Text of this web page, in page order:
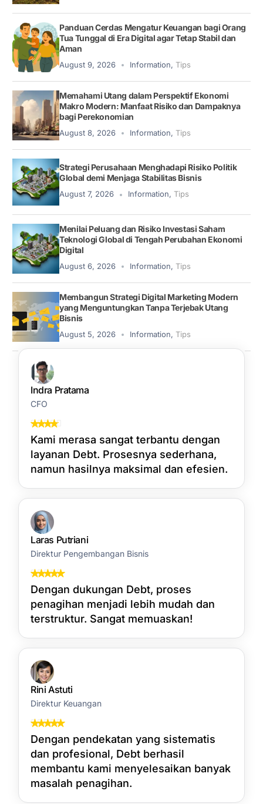
Panduan Cerdas Mengatur Keuangan bagi Orang
Tua Tunggal di Era Digital agar Tetap Stabil dan
Aman
August 9, 2026 Information, Tips
Memahami Utang dalam Perspektif Ekonomi
Makro Modern: Manfaat Risiko dan Dampaknya
bagi Perekonomian
August 8, 2026 Information, Tips
Strategi Perusahaan Menghadapi Risiko Politik
Global demi Menjaga Stabilitas Bisnis
August 7, 2026 Information, Tips
Menilai Peluang dan Risiko Investasi Saham
Teknologi Global di Tengah Perubahan Ekonomi
Digital
August 6, 2026 Information, Tips
Membangun Strategi Digital Marketing Modern
yang Menguntungkan Tanpa Terjebak Utang
Bisnis
August 5, 2026 Information, Tips
Indra Pratama
CFO
Kami merasa sangat terbantu dengan
layanan Debt. Prosesnya sederhana,
namun hasilnya maksimal dan efesien.
Laras Putriani
Direktur Pengembangan Bisnis
Dengan dukungan Debt, proses
penagihan menjadi lebih mudah dan
terstruktur. Sangat memuaskan!
Rini Astuti
Direktur Keuangan
Dengan pendekatan yang sistematis
dan profesional, Debt berhasil
membantu kami menyelesaikan banyak
masalah penagihan.